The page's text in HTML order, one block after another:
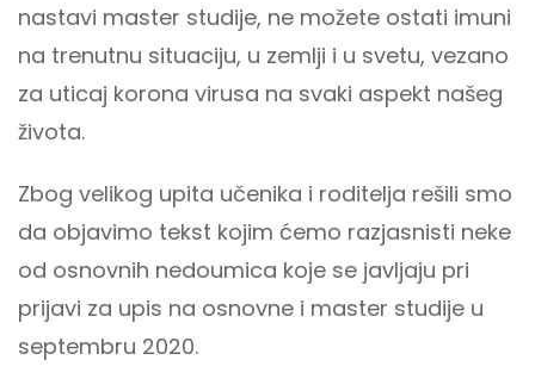
nastavi master studije, ne možete ostati imuni
na trenutnu situaciju, u zemlji i u svetu, vezano
za uticaj korona virusa na svaki aspekt našeg
života.
Zbog velikog upita učenika i roditelja rešili smo
da objavimo tekst kojim ćemo razjasnisti neke
od osnovnih nedoumica koje se javljaju pri
prijavi za upis na osnovne i master studije u
septembru 2020.